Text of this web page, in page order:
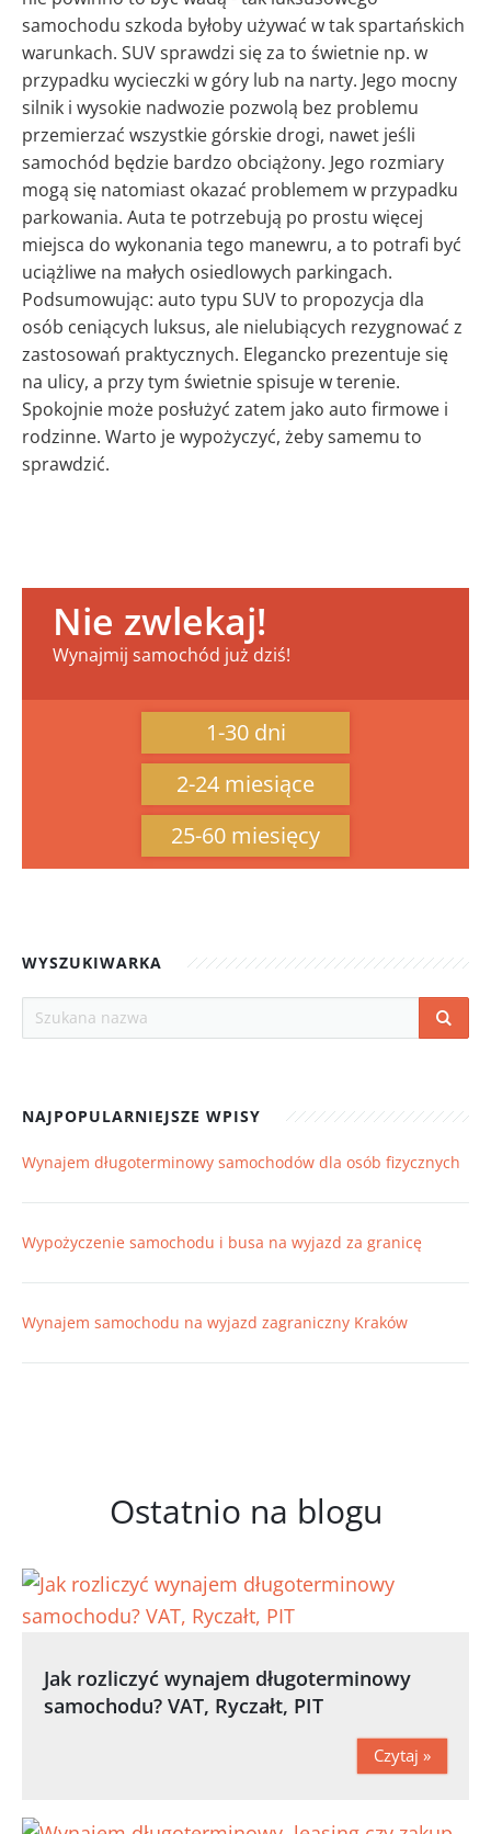
samochodu szkoda byłoby używać w tak spartańskich
warunkach. SUV sprawdzi się za to świetnie np. w
przypadku wycieczki w góry lub na narty. Jego mocny
silnik i wysokie nadwozie pozwolą bez problemu
przemierzać wszystkie górskie drogi, nawet jeśli
samochód będzie bardzo obciążony. Jego rozmiary
mogą się natomiast okazać problemem w przypadku
parkowania. Auta te potrzebują po prostu więcej
miejsca do wykonania tego manewru, a to potrafi być
uciążliwe na małych osiedlowych parkingach.
Podsumowując: auto typu SUV to propozycja dla
osób ceniących luksus, ale nielubiących rezygnować z
zastosowań praktycznych. Elegancko prezentuje się
na ulicy, a przy tym świetnie spisuje w terenie.
Spokojnie może posłużyć zatem jako auto firmowe i
rodzinne. Warto je wypożyczyć, żeby samemu to
sprawdzić.
Nie zwlekaj!
Wynajmij samochód już dziś!
1-30 dni
2-24 miesiące
25-60 miesięcy
WYSZUKIWARKA
NAJPOPULARNIEJSZE WPISY
Wynajem długoterminowy samochodów dla osób fizycznych
Wypożyczenie samochodu i busa na wyjazd za granicę
Wynajem samochodu na wyjazd zagraniczny Kraków
Ostatnio na blogu
Jak rozliczyć wynajem długoterminowy
samochodu? VAT, Ryczałt, PIT
Czytaj »